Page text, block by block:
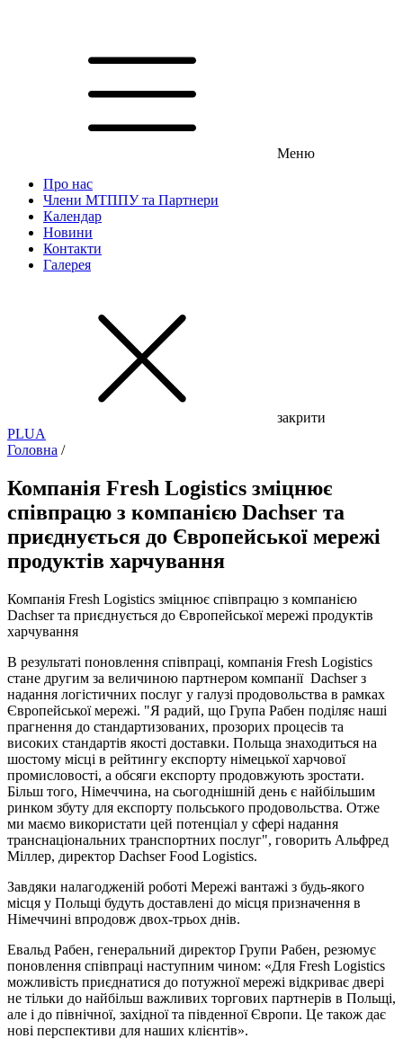
Меню
Про нас
Члени МТППУ та Партнери
Календар
Новини
Контакти
Галерея
закрити
PLUA
Головна /
Компанія Fresh Logistics зміцнює
співпрацю з компанією Dachser та
приєднується до Європейської мережі
продуктів харчування
Компанія Fresh Logistics зміцнює співпрацю з компанією
Dachser та приєднується до Європейської мережі продуктів
харчування
В результаті поновлення співпраці, компанія Fresh Logistics
стане другим за величиною партнером компанії Dachser з
надання логістичних послуг у галузі продовольства в рамках
Європейської мережі. "Я радий, що Група Рабен поділяє наші
прагнення до стандартизованих, прозорих процесів та
високих стандартів якості доставки. Польща знаходиться на
шостому місці в рейтингу експорту німецької харчової
промисловості, а обсяги експорту продовжують зростати.
Більш того, Німеччина, на сьогоднішній день є найбільшим
ринком збуту для експорту польського продовольства. Отже
ми маємо використати цей потенціал у сфері надання
транснаціональних транспортних послуг", говорить Альфред
Міллер, директор Dachser Food Logistics.
Завдяки налагодженій роботі Мережі вантажі з будь-якого
місця у Польщі будуть доставлені до місця призначення в
Німеччині впродовж двох-трьох днів.
Евальд Рабен, генеральний директор Групи Рабен, резюмує
поновлення співпраці наступним чином: «Для Fresh Logistics
можливість приєднатися до потужної мережі відкриває двері
не тільки до найбільш важливих торгових партнерів в Польщі,
але і до північної, західної та південної Європи. Це також дає
нові перспективи для наших клієнтів».